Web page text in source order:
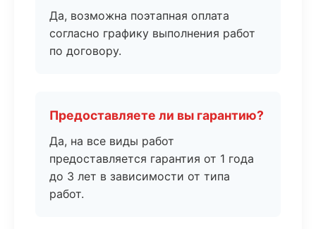
Да, возможна поэтапная оплата
согласно графику выполнения работ
по договору.
Предоставляете ли вы гарантию?
Да, на все виды работ
предоставляется гарантия от 1 года
до 3 лет в зависимости от типа
работ.